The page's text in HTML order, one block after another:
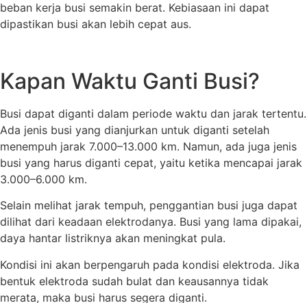
beban kerja busi semakin berat. Kebiasaan ini dapat
dipastikan busi akan lebih cepat aus.
Kapan Waktu Ganti Busi?
Busi dapat diganti dalam periode waktu dan jarak tertentu.
Ada jenis busi yang dianjurkan untuk diganti setelah
menempuh jarak 7.000–13.000 km. Namun, ada juga jenis
busi yang harus diganti cepat, yaitu ketika mencapai jarak
3.000–6.000 km.
Selain melihat jarak tempuh, penggantian busi juga dapat
dilihat dari keadaan elektrodanya. Busi yang lama dipakai,
daya hantar listriknya akan meningkat pula.
Kondisi ini akan berpengaruh pada kondisi elektroda. Jika
bentuk elektroda sudah bulat dan keausannya tidak
merata, maka busi harus segera diganti.